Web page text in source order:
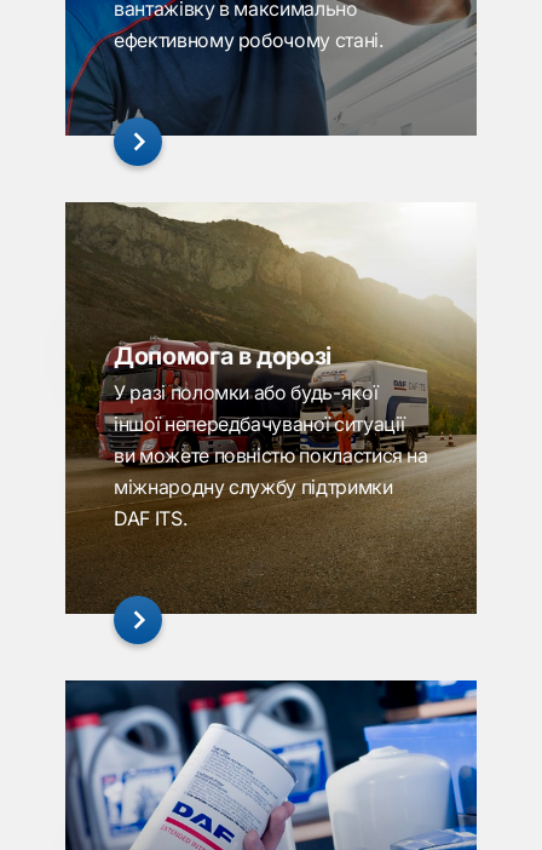
вантажівку в максимально
ефективному робочому стані.
Допомога в дорозі
У разі поломки або будь-якої
іншої непередбачуваної ситуації
ви можете повністю покластися на
міжнародну службу підтримки
DAF ITS.